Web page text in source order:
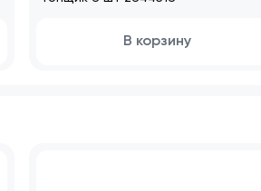
В корзину